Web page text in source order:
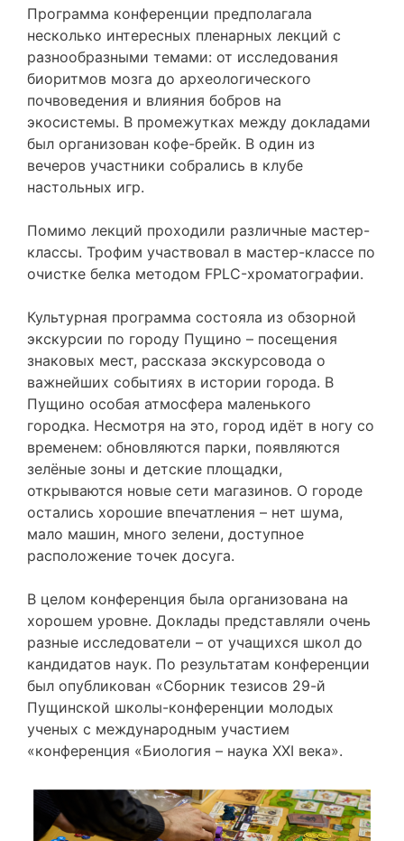
Программа конференции предполагала
несколько интересных пленарных лекций с
разнообразными темами: от исследования
биоритмов мозга до археологического
почвоведения и влияния бобров на
экосистемы. В промежутках между докладами
был организован кофе-брейк. В один из
вечеров участники собрались в клубе
настольных игр.
Помимо лекций проходили различные мастер-
классы. Трофим участвовал в мастер-классе по
очистке белка методом FPLC-хроматографии.
Культурная программа состояла из обзорной
экскурсии по городу Пущино – посещения
знаковых мест, рассказа экскурсовода о
важнейших событиях в истории города. В
Пущино особая атмосфера маленького
городка. Несмотря на это, город идёт в ногу со
временем: обновляются парки, появляются
зелёные зоны и детские площадки,
открываются новые сети магазинов. О городе
остались хорошие впечатления – нет шума,
мало машин, много зелени, доступное
расположение точек досуга.
В целом конференция была организована на
хорошем уровне. Доклады представляли очень
разные исследователи – от учащихся школ до
кандидатов наук. По результатам конференции
был опубликован «Сборник тезисов 29-й
Пущинской школы-конференции молодых
ученых с международным участием
«конференция «Биология – наука XXI века».